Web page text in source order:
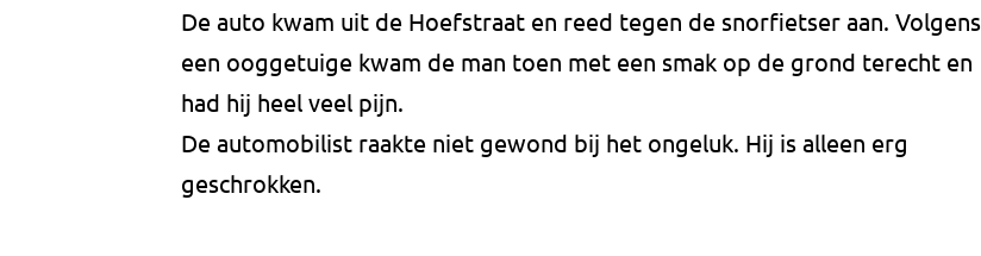
De auto kwam uit de Hoefstraat en reed tegen de snorfietser aan. Volgens
een ooggetuige kwam de man toen met een smak op de grond terecht en
had hij heel veel pijn.
De automobilist raakte niet gewond bij het ongeluk. Hij is alleen erg
geschrokken.